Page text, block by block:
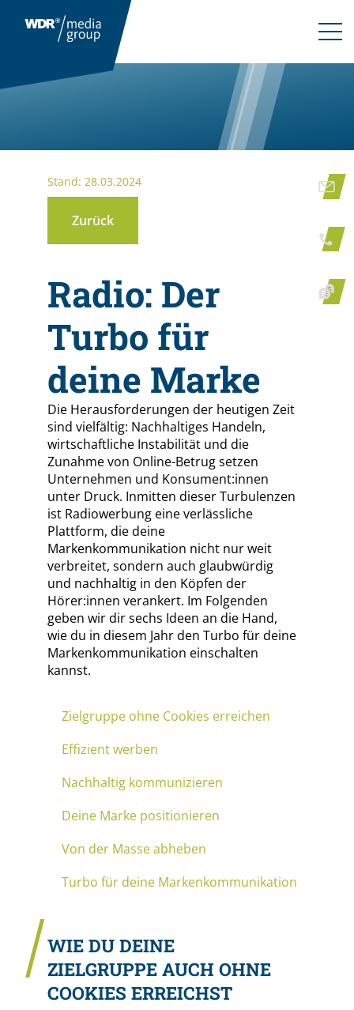
Stand: 28.03.2024
Zurück
Radio: Der
Turbo für
deine Marke
Die Herausforderungen der heutigen Zeit
sind vielfältig: Nachhaltiges Handeln,
wirtschaftliche Instabilität und die
Zunahme von Online-Betrug setzen
Unternehmen und Konsument:innen
unter Druck. Inmitten dieser Turbulenzen
ist Radiowerbung eine verlässliche
Plattform, die deine
Markenkommunikation nicht nur weit
verbreitet, sondern auch glaubwürdig
und nachhaltig in den Köpfen der
Hörer:innen verankert. Im Folgenden
geben wir dir sechs Ideen an die Hand,
wie du in diesem Jahr den Turbo für deine
Markenkommunikation einschalten
kannst.
Zielgruppe ohne Cookies erreichen
Effizient werben
Nachhaltig kommunizieren
Deine Marke positionieren
Von der Masse abheben
Turbo für deine Markenkommunikation
WIE DU DEINE
ZIELGRUPPE AUCH OHNE
COOKIES ERREICHST